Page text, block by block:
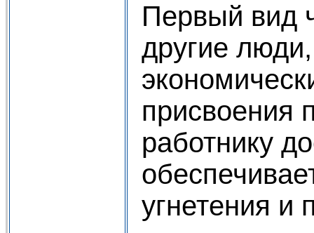
Первый вид
другие
присвоения
работнику
угнетения и